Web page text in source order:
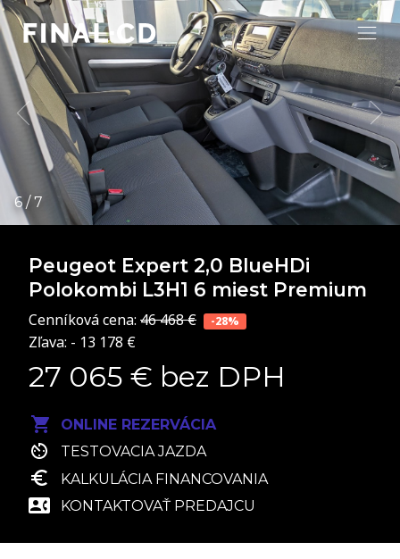
Peugeot Expert 2,0 BlueHDi
Polokombi L3H1 6 miest Premium
Cenníková cena: 46 468 € -28%
Zľava: - 13 178 €
27 065 € bez DPH
ONLINE REZERVÁCIA
TESTOVACIA JAZDA
KALKULÁCIA FINANCOVANIA
KONTAKTOVAŤ PREDAJCU